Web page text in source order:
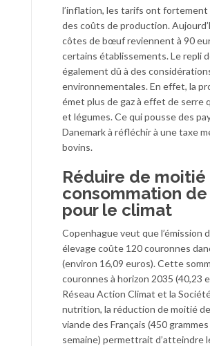
l’inflation, les tarifs ont fortement
des coûts de production.
côtes de bœuf reviennent à 90
certains établissements. Le repli
également dû à des
environnementales. En effet, la
émet plus de gaz à effet de serre
et légumes. Ce qui pousse des
Danemark à réfléchir à une taxe
bovins.
Réduire de moitié
consommation
pour le climat
Copenhague veut que l’émission
élevage coûte 120 couronnes
(environ 16,09 euros). Cette
couronnes à horizon 2035 (40,23
Réseau Action Climat et la
nutrition, la réduction de moitié
viande des Français (450
semaine) permettrait d’atteindre